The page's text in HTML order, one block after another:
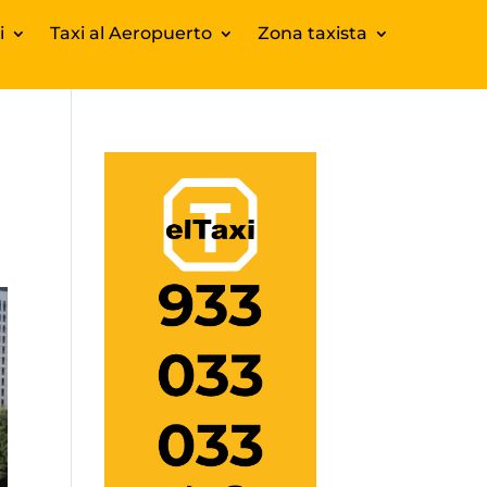
Taxi al Aeropuerto Zona taxista